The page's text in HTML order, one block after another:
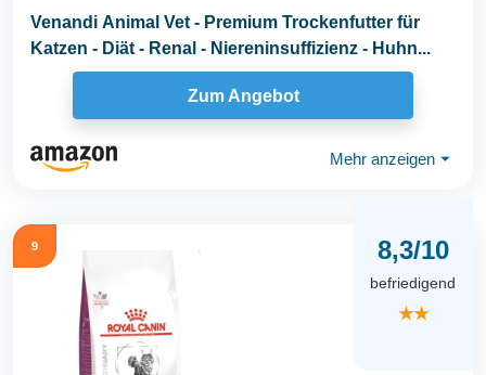
Venandi Animal Vet - Premium Trockenfutter für
Katzen - Diät - Renal - Niereninsuffizienz - Huhn...
Zum Angebot
Mehr anzeigen ⏷
9 8,3/10
befriedigend
★★